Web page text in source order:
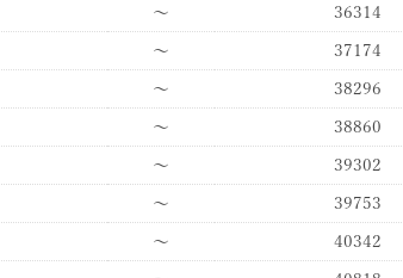
〜 36314
〜 37174
〜 38296
〜 38860
〜 39302
〜 39753
〜 40342